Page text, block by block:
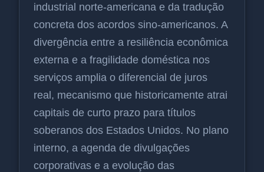
industrial norte-americana e da tradução
concreta dos acordos sino-americanos. A
divergência entre a resiliência econômica
externa e a fragilidade doméstica nos
serviços amplia o diferencial de juros
real, mecanismo que historicamente atrai
capitais de curto prazo para títulos
soberanos dos Estados Unidos. No plano
interno, a agenda de divulgações
corporativas e a evolução das